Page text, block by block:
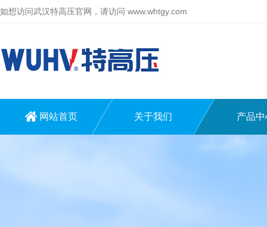
如想访问武汉特高压官网，请访问 www.whtgy.com
网站首页 关于我们 产品中